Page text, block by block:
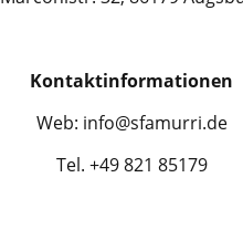
Kontaktinformationen
Web: info@sfamurri.de
Tel. +49 821 85179